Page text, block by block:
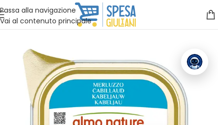
Passa alla navigazione
Vai al contenuto principale
Vuoi assistenza?Clicca qui e ti richiamiamo noi